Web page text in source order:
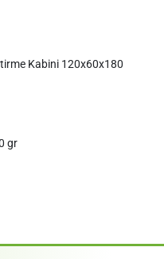
Kabini 120x60x180
gr